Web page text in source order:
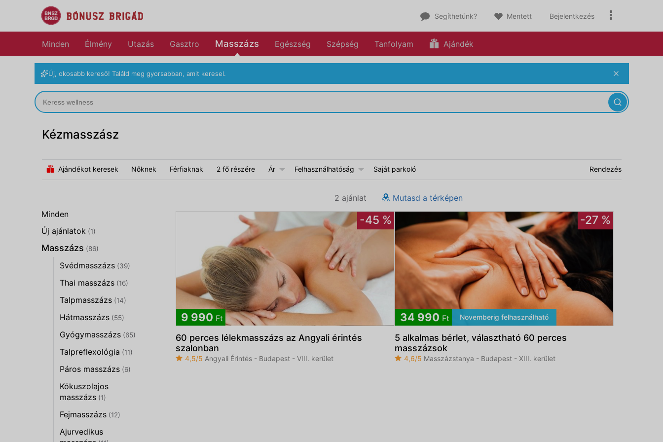
Segíthetünk? Mentett Bejelentkezés
Minden Élmény Utazás Gasztro Masszázs Egészség Szépség Tanfolyam Ajándék
Új, okosabb kereső! Találd meg gyorsabban, amit keresel.
Kézmasszász
Nőknek Férfiaknak 2 fő részére Ár Felhasználhatóság Saját parkoló Rendezés
Ajándékot keresek
Minden
Új ajánlatok (1)
Masszázs (86)
Svédmasszázs (39)
Thai masszázs (16)
Talpmasszázs (14)
Hátmasszázs (55)
Gyógymasszázs (65)
Talpreflexológia (11)
Páros masszázs (6)
Kókuszolajos
masszázs (1)
Fejmasszázs (12)
Ajurvedikus
2 ajánlat Mutasd a térképen
-45 %
9 990 Ft
60 perces lélekmasszázs az Angyali érintés
szalonban
4,5/5 Angyali Érintés - Budapest - VIII. kerület
-27 %
34 990 Ft Novemberig felhasználható
5 alkalmas bérlet, választható 60 perces
masszázsok
4,6/5 Masszázstanya - Budapest - XIII. kerület